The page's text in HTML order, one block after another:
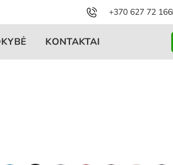
+370 627 72 166
KONTAKTAI